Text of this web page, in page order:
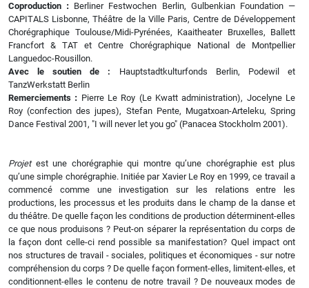
Coproduction : Berliner Festwochen Berlin, Gulbenkian Foundation —
CAPITALS Lisbonne, Théâtre de la Ville Paris, Centre de Développement
Chorégraphique Toulouse/Midi-Pyrénées, Kaaitheater Bruxelles, Ballett
Francfort & TAT et Centre Chorégraphique National de Montpellier
Languedoc-Rousillon.
Avec le soutien de :
Hauptstadtkulturfonds Berlin, Podewil et
TanzWerkstatt Berlin
Remerciements : Pierre Le Roy (Le Kwatt administration), Jocelyne Le
Roy (confection des jupes), Stefan Pente, Mugatxoan-Arteleku, Spring
Dance Festival 2001, "I will never let you go" (Panacea Stockholm 2001).
Projet est une chorégraphie qui montre qu’une chorégraphie est plus
qu’une simple chorégraphie. Initiée par Xavier Le Roy en 1999, ce travail a
commencé comme une investigation sur les relations entre les
productions, les processus et les produits dans le champ de la danse et
du théâtre. De quelle façon les conditions de production déterminent-elles
ce que nous produisons ? Peut-on séparer la représentation du corps de
la façon dont celle-ci rend possible sa manifestation? Quel impact ont
nos structures de travail - sociales, politiques et économiques - sur notre
compréhension du corps ? De quelle façon forment-elles, limitent-elles, et
conditionnent-elles le contenu de notre travail ? De nouveaux modes de